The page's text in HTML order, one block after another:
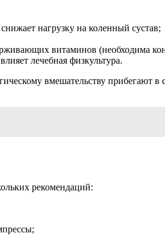
нагрузку на коленный сустав;
витаминов (необходима
лечебная физкультура.
вмешательству прибегают
рекомендаций: